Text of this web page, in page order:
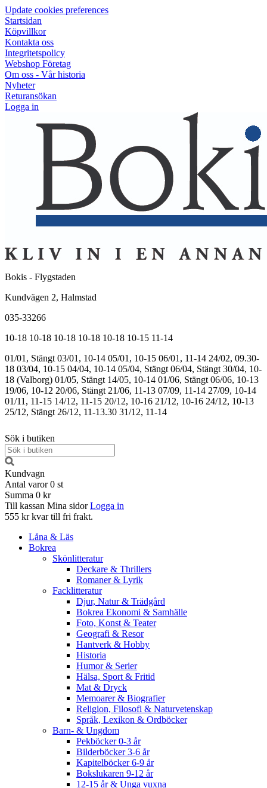
Update cookies preferences
Startsidan
Köpvillkor
Kontakta oss
Integritetspolicy
Webshop Företag
Om oss - Vår historia
Nyheter
Returansökan
Logga in
Bokis - Flygstaden
Kundvägen 2, Halmstad
035-33266
10-18 10-18 10-18 10-18 10-18 10-15 11-14
01/01, Stängt 03/01, 10-14 05/01, 10-15 06/01, 11-14 24/02, 09.30-
18 03/04, 10-15 04/04, 10-14 05/04, Stängt 06/04, Stängt 30/04, 10-
18 (Valborg) 01/05, Stängt 14/05, 10-14 01/06, Stängt 06/06, 10-13
19/06, 10-12 20/06, Stängt 21/06, 11-13 07/09, 11-14 27/09, 10-14
01/11, 11-15 14/12, 11-15 20/12, 10-16 21/12, 10-16 24/12, 10-13
25/12, Stängt 26/12, 11-13.30 31/12, 11-14
Sök i butiken
Kundvagn
Antal varor 0 st
Summa 0 kr
Till kassan Mina sidor Logga in
555 kr kvar till fri frakt.
Låna & Läs
Bokrea
Skönlitteratur
Deckare & Thrillers
Romaner & Lyrik
Facklitteratur
Djur, Natur & Trädgård
Bokrea Ekonomi & Samhälle
Foto, Konst & Teater
Geografi & Resor
Hantverk & Hobby
Historia
Humor & Serier
Hälsa, Sport & Fritid
Mat & Dryck
Memoarer & Biografier
Religion, Filosofi & Naturvetenskap
Språk, Lexikon & Ordböcker
Barn- & Ungdom
Pekböcker 0-3 år
Bilderböcker 3-6 år
Kapitelböcker 6-9 år
Bokslukaren 9-12 år
12-15 år & Unga vuxna